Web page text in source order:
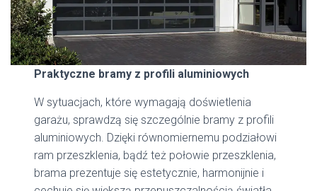
Praktyczne bramy z profili aluminiowych
W sytuacjach, które wymagają doświetlenia
garażu, sprawdzą się szczególnie bramy z profili
aluminiowych. Dzięki równomiernemu podziałowi
ram przeszklenia, bądź też połowie przeszklenia,
brama prezentuje się estetycznie, harmonijnie i